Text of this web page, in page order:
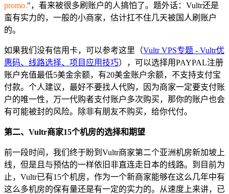
promo."，看来被很多刷账户的人搞怕了。题外话：Vultr还是
蛮有实力的，一般的小商家，估计扛不住几天被国人刷账户
的。
如果我们没有信用卡，可以参考这里（Vultr VPS专题 - Vultr优
惠码、线路选择、项目应用技巧），可以选择用PAYPAL注册
账户充值最低5美金余额，有20美金账户余额，不支持支付宝
付款。个人建议，最好不要找人代购，因为商家一定要支付账
户的唯一性，万一代购者支付账户多次购买，那你的账户也会
有可能被封的风险。除非有朋友不购买，给你代付。
第二、Vultr商家15个机房的选择和期望
前一段时间，我们终于盼到Vultr商家第二个亚洲机房新加坡上
线，但是且与预估的一样依旧非直连走日本的线路。到目前为
止，Vultr已有15个机房，作为一个新商家能够在这么几年中有
这么多机房的保有量还是有一定的实力的。从速度上来讲，已